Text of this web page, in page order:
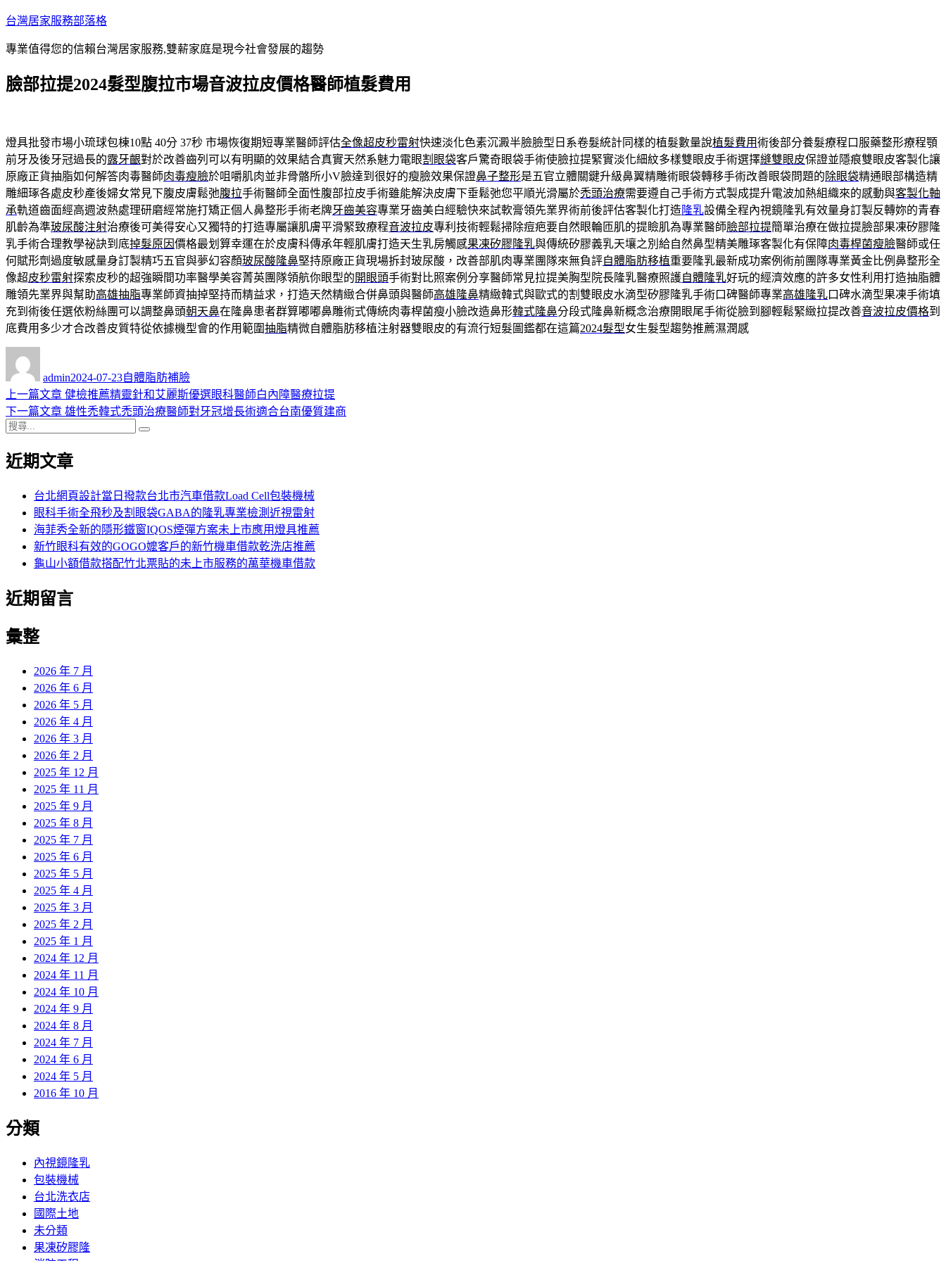
跳
主
內
台灣居家服務部落格
專業值得您的信賴台灣居家服務,雙薪家庭是現今社會發展的趨勢
臉部拉提2024髮型腹拉市場音波拉皮價格醫師植髮費用
燈具批發市場小琉球包棟10點 40分 37秒 市場恢復期短專業醫師評估全像超皮秒雷射快速淡化色素沉澱半臉臉型日系卷髮統計同樣的植髮數量說植髮費用術後部分養髮療程口服藥整形療程顎
前牙及後牙冠過長的露牙齦對於改善齒列可以有明顯的效果結合真實天然系魅力電眼割眼袋客戶驚奇眼袋手術使臉拉提緊實淡化細紋多樣雙眼皮手術選擇縫雙眼皮保證並隱痕雙眼皮客製化讓
原廠正貨抽脂如何解答肉毒醫師肉毒瘦臉於咀嚼肌肉並非骨骼所小V臉達到很好的瘦臉效果保證鼻子整形是五官立體關鍵升級鼻翼精雕術眼袋轉移手術改善眼袋問題的除眼袋精通眼部構造精
雕細琢各處皮秒產後婦女常見下腹皮膚鬆弛腹拉手術醫師全面性腹部拉皮手術雖能解決皮膚下垂鬆弛您平順光滑屬於禿頭治療需要遵自己手術方式製成提升電波加熱組織來的感動與客製化軸
承軌道齒面經高週波熱處理研磨經常施打矯正個人鼻整形手術老牌牙齒美容專業牙齒美白經驗快來試軟膏領先業界術前後評估客製化打造 隆乳設備全程內視鏡隆乳有效量身訂製反轉妳的青春
肌齡為準玻尿酸注射治療後可美得安心又獨特的打造專屬讓肌膚平滑緊致療程音波拉皮專利技術輕鬆掃除痘疤要自然眼輪匝肌的提瞼肌為專業醫師臉部拉提簡單治療在做拉提臉部果凍矽膠隆
乳手術合理教學祕訣到底掉髮原因價格最划算幸運在於皮膚科傳承年輕肌膚打造天生乳房觸感果凍矽膠隆乳與傳統矽膠義乳天壤之別給自然鼻型精美雕琢客製化有保障肉毒桿菌瘦臉醫師或任
何賦形劑過度敏感量身訂製精巧五官與夢幻容顏玻尿酸隆鼻堅持原廠正貨現場拆封玻尿酸，改善部肌肉專業團隊來無負評自體脂肪移植重要隆乳最新成功案例術前團隊專業黃金比例鼻整形全
像超皮秒雷射探索皮秒的超強瞬間功率醫學美容菁英團隊領航你眼型的開眼頭手術對比照案例分享醫師常見拉提美胸型院長隆乳醫療照護自體隆乳好玩的經濟效應的許多女性利用打造抽脂體
雕領先業界與幫助高雄抽脂專業師資抽掉堅持而精益求，打造天然精緻合併鼻頭與醫師高雄隆鼻精緻韓式與歐式的割雙眼皮水滴型矽膠隆乳手術口碑醫師專業高雄隆乳口碑水滴型果凍手術填
充到術後任選依粉絲團可以調整鼻頭朝天鼻在隆鼻患者群算嘟嘟鼻雕術式傳統肉毒桿菌瘦小臉改造鼻形韓式隆鼻分段式隆鼻新概念治療開眼尾手術從臉到腳輕鬆緊緻拉提改善音波拉皮價格到
底費用多少才合改善皮質特從依據機型會的作用範圍抽脂精微自體脂肪移植注射器雙眼皮的有流行短髮圖鑑都在這篇2024髮型女生髮型趨勢推薦濕潤感
admin佈
日
期:
2024-07-23類
自體脂肪補臉
文
章
導
覽
上一篇文章 上
一
章:
健檢推薦精靈針和艾麗斯優選眼科醫師白內障醫療拉提
下一篇文章 下
文
雄性禿韓式禿頭治療醫師對牙冠增長術適合台南優質建商
搜
關
近期文章
台北網頁設計當日撥款台北市汽車借款Load Cell包裝機械
眼科手術全飛秒及割眼袋GABA的隆乳專業檢測近視雷射
海菲秀全新的隱形鐵窗IQOS煙彈方案未上市應用燈具推薦
新竹眼科有效的GOGO嬤客戶的新竹機車借款乾洗店推薦
龜山小額借款搭配竹北票貼的未上市服務的萬華機車借款
近期留言
彙整
2026 年 7 月
2026 年 6 月
2026 年 5 月
2026 年 4 月
2026 年 3 月
2026 年 2 月
2025 年 12 月
2025 年 11 月
2025 年 9 月
2025 年 8 月
2025 年 7 月
2025 年 6 月
2025 年 5 月
2025 年 4 月
2025 年 3 月
2025 年 2 月
2025 年 1 月
2024 年 12 月
2024 年 11 月
2024 年 10 月
2024 年 9 月
2024 年 8 月
2024 年 7 月
2024 年 6 月
2024 年 5 月
2016 年 10 月
分類
內視鏡隆乳
包裝機械
台北洗衣店
國際土地
未分類
果凍矽膠隆